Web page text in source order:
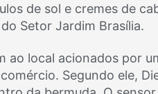
de sol e cremes de
Setor Jardim Brasília.
ao local acionados por
Segundo ele,